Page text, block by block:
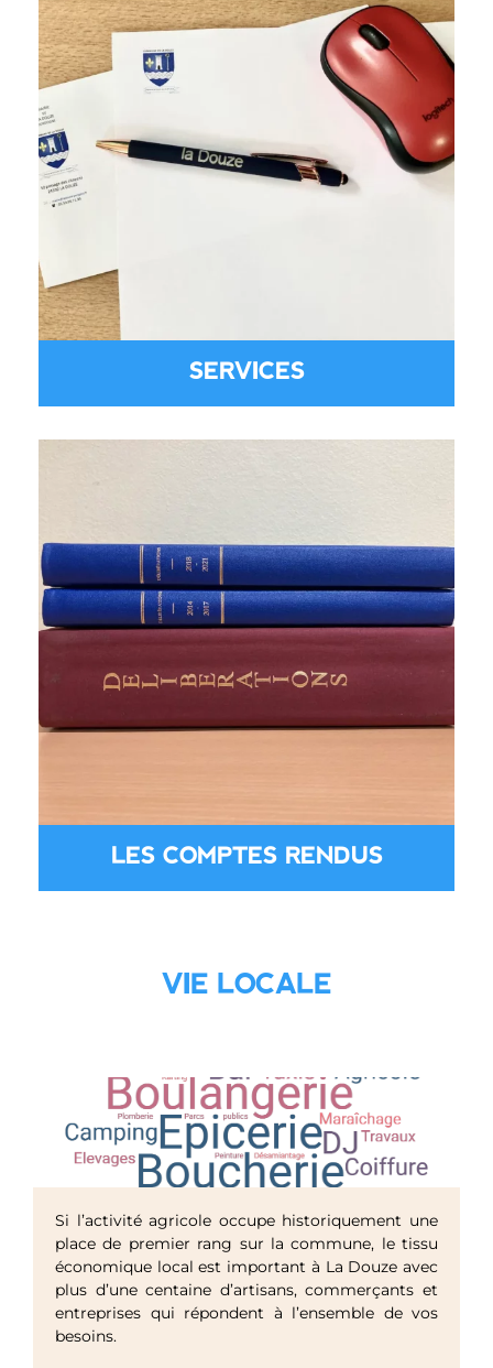
SERVICES
LES COMPTES RENDUS
VIE LOCALE
Si l’activité agricole occupe historiquement une
place de premier rang sur la commune, le tissu
économique local est important à La Douze avec
plus d’une centaine d’artisans, commerçants et
entreprises qui répondent à l’ensemble de vos
besoins.